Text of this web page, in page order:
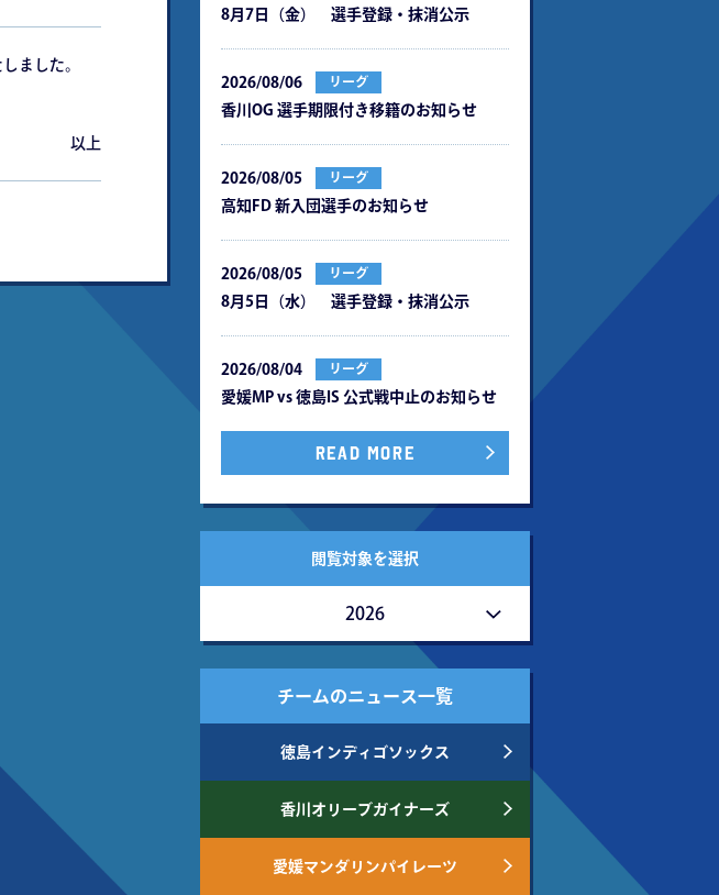
ました。
以上
8月7日（金） 選手登録・抹消公示
2026/08/06 リーグ
⾹川OG 選⼿期限付き移籍のお知らせ
2026/08/05 リーグ
⾼知FD 新⼊団選⼿のお知らせ
2026/08/05 リーグ
8月5日（水） 選手登録・抹消公示
2026/08/04 リーグ
愛媛MP vs 徳島IS 公式戦中⽌のお知らせ
READ MORE
閲覧対象を選択
2026
チームのニュース一覧
徳島インディゴソックス
香川オリーブガイナーズ
愛媛マンダリンパイレーツ